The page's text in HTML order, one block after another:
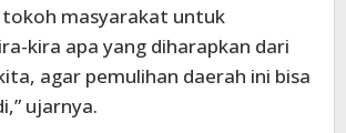
masyarakat untuk
kira apa yang diharapkan dari
agar pemulihan daerah ini bisa
ujarnya.